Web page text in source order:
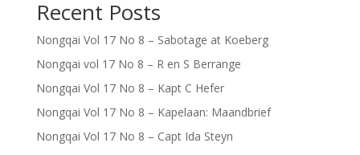
Recent Posts
Nongqai Vol 17 No 8 – Sabotage at Koeberg
Nongqai vol 17 No 8 – R en S Berrange
Nongqai Vol 17 No 8 – Kapt C Hefer
Nongqai Vol 17 No 8 – Kapelaan: Maandbrief
Nongqai Vol 17 No 8 – Capt Ida Steyn